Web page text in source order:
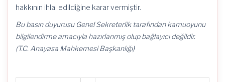
hakkının ihlal edildiğine karar vermiştir.
Bu basın duyurusu Genel Sekreterlik tarafından kamuoyunu
bilgilendirme amacıyla hazırlanmış olup bağlayıcı değildir.
(T.C. Anayasa Mahkemesi Başkanlığı)